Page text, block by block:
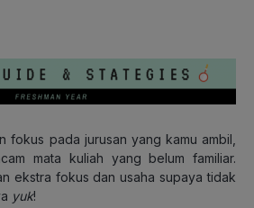
fokus pada jurusan yang kamu ambil,
mata kuliah yang belum familiar.
ekstra fokus dan usaha supaya tidak
yuk!